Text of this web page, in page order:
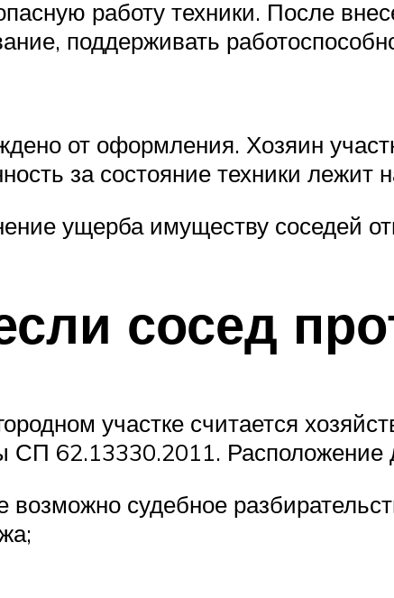
работу техники. После
поддерживать
от оформления. Хозяин
за состояние техники лежит
ущерба имуществу соседей
сосед
участке считается
СП 62.13330.2011. Расположение
возможно судебное